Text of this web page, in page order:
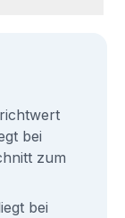
bei
zum
bei